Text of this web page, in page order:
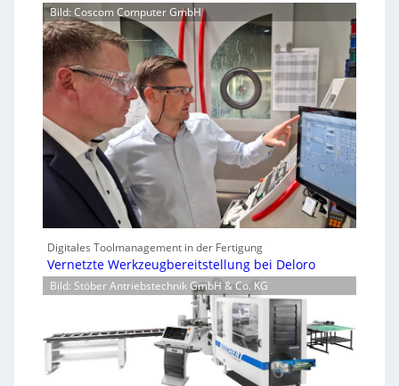
Bild: Coscom Computer GmbH
Digitales Toolmanagement in der Fertigung
Vernetzte Werkzeugbereitstellung bei Deloro
Bild: Stöber Antriebstechnik GmbH & Co. KG